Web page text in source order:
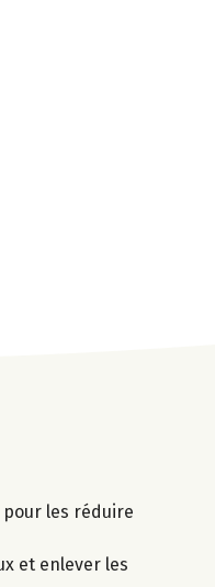
les réduire
et enlever les